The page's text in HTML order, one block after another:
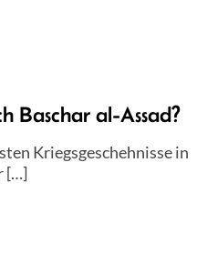
Baschar al-Assad?
Kriegsgeschehnisse in
[…]